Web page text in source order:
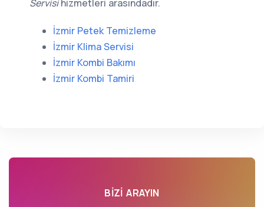
Servisihizmetleri arasındadır.
İzmir Petek Temizleme
İzmir Klima Servisi
İzmir Kombi Bakımı
İzmir Kombi Tamiri
BIZI ARAYIN